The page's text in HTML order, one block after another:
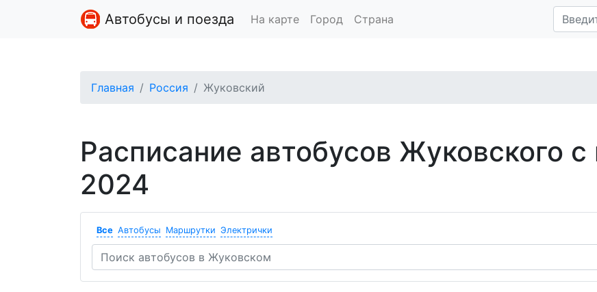
Автобусы и поезда На карте Город Страна
Главная Россия Жуковский
Расписание автобусов Жуковского
2024
Все Автобусы Маршрутки Электрички